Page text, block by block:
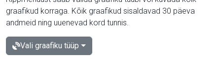
graafikud korraga. Kõik graafikud sisaldavad 30 päeva
andmeid ning uuenevad kord tunnis.
Vali graafiku tüüp